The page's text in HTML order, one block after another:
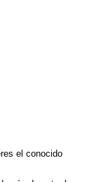
el conocido